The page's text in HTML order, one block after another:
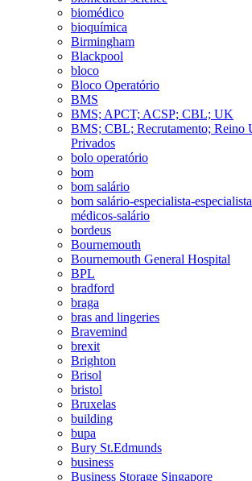
biomédico
bioquímica
Birmingham
Blackpool
bloco
Bloco Operatório
BMS
BMS; APCT; ACSP; CBL; UK
BMS; CBL; Recrutamento; Reino
Privados
bolo operatório
bom
bom salário
bom salário-especialista-
médicos-salário
bordeus
Bournemouth
Bournemouth General Hospital
BPL
bradford
braga
bras and lingeries
Bravemind
brexit
Brighton
Brisol
bristol
Bruxelas
building
bupa
Bury St.Edmunds
business
Business Storage Singapore